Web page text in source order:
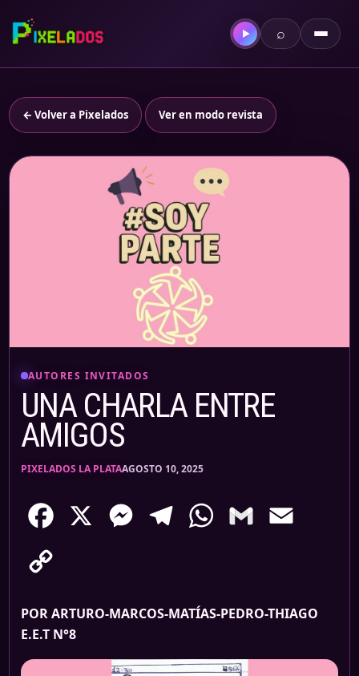
▶ ⌕
← Volver a Pixelados Ver en modo revista
AUTORES INVITADOS
UNA CHARLA ENTRE
AMIGOS
PIXELADOS LA PLATAAGOSTO 10, 2025
Facebook MessengerTelegramWhatsAppGmail
POR ARTURO-MARCOS-MATÍAS-PEDRO-THIAGO
E.E.T N°8